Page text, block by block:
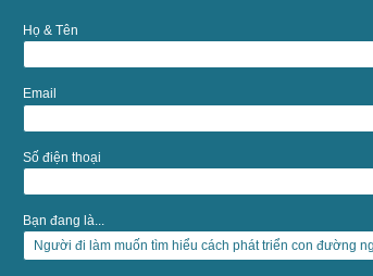
Họ & Tên
Email
Số điện thoại
Bạn đang là...